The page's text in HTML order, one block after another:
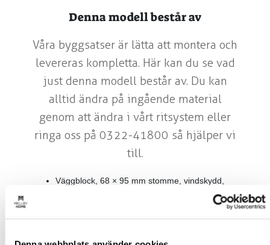
Denna modell består av
Våra byggsatser är lätta att montera och
levereras kompletta. Här kan du se vad
just denna modell består av. Du kan
alltid ändra på ingående material
genom att ändra i vårt ritsystem eller
ringa oss på 0322-41800 så hjälper vi
till.
Väggblock, 68 × 95 mm stomme, vindskydd,
Fönster från Elitfönster, träfönster med U-värde
1,5. Antal och mått enligt planritning.
utvändiga smygar, foder och plåtar.